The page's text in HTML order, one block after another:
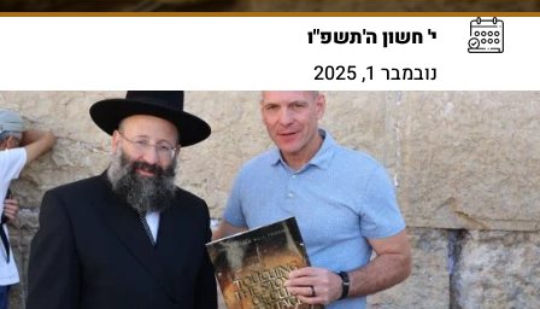
י' חשון ה'תשפ"ו
נובמבר 1, 2025